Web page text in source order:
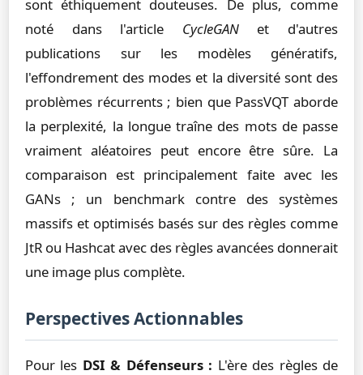
sont éthiquement douteuses. De plus, comme
noté dans l'article CycleGANet d'autres
publications sur les modèles génératifs,
l'effondrement des modes et la diversité sont des
problèmes récurrents ; bien que PassVQT aborde
la perplexité, la longue traîne des mots de passe
vraiment aléatoires peut encore être sûre. La
comparaison est principalement faite avec les
GANs ; un benchmark contre des systèmes
massifs et optimisés basés sur des règles comme
JtR ou Hashcat avec des règles avancées donnerait
une image plus complète.
Perspectives Actionnables
Pour les DSI & Défenseurs : L'ère des règles de